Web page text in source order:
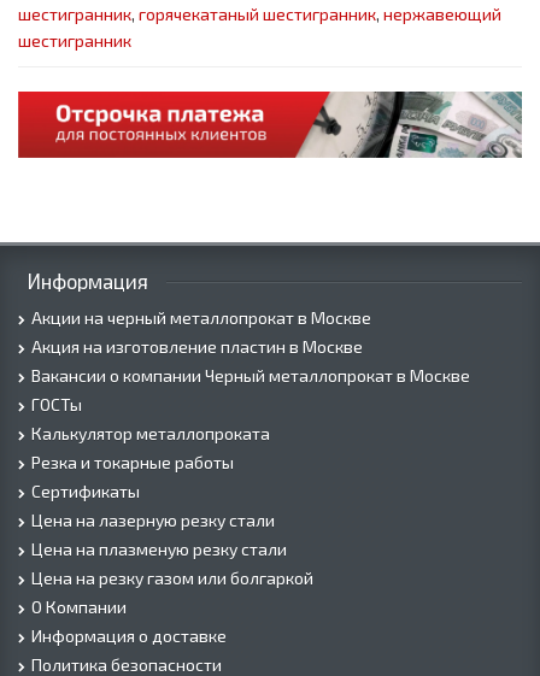
шестигранник, горячекатаный шестигранник, нержавеющий
шестигранник
Информация
Акции на черный металлопрокат в Москве
Акция на изготовление пластин в Москве
Вакансии о компании Черный металлопрокат в Москве
ГОСТы
Калькулятор металлопроката
Резка и токарные работы
Сертификаты
Цена на лазерную резку стали
Цена на плазменую резку стали
Цена на резку газом или болгаркой
О Компании
Информация о доставке
Политика безопасности